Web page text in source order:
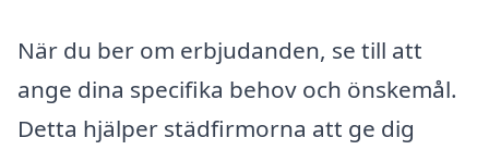
När du ber om erbjudanden, se till att
ange dina specifika behov och önskemål.
Detta hjälper städfirmorna att ge dig